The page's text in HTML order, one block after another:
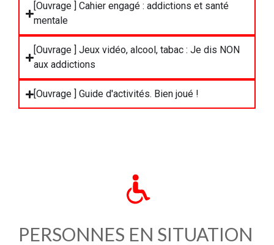
[Ouvrage ] Cahier engagé : addictions et santé
mentale
[Ouvrage ] Jeux vidéo, alcool, tabac : Je dis NON
aux addictions
[Ouvrage ] Guide d'activités. Bien joué !
PERSONNES EN SITUATION